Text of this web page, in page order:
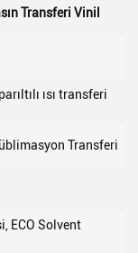
Transferi Vinil
ısı transferi
Transferi
ECO Solvent